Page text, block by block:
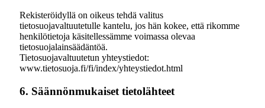
Rekisteröidyllä on oikeus tehdä valitus
tietosuojavaltuutetulle kantelu, jos hän kokee, että rikomme
henkilötietoja käsitellessämme voimassa olevaa
tietosuojalainsäädäntöä.
Tietosuojavaltuutetun yhteystiedot:
www.tietosuoja.fi/fi/index/yhteystiedot.html
6. Säännönmukaiset tietolähteet